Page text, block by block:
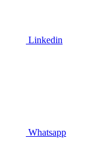
Linkedin
Whatsapp